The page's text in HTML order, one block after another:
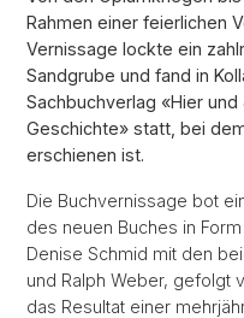
Rahmen einer feierlichen
Vernissage lockte ein
Sandgrube und fand in
Sachbuchverlag «Hier
Geschichte» statt, bei
erschienen ist.
Die Buchvernissage bot
des neuen Buches in
Denise Schmid mit den
und Ralph Weber, gefolgt
das Resultat einer